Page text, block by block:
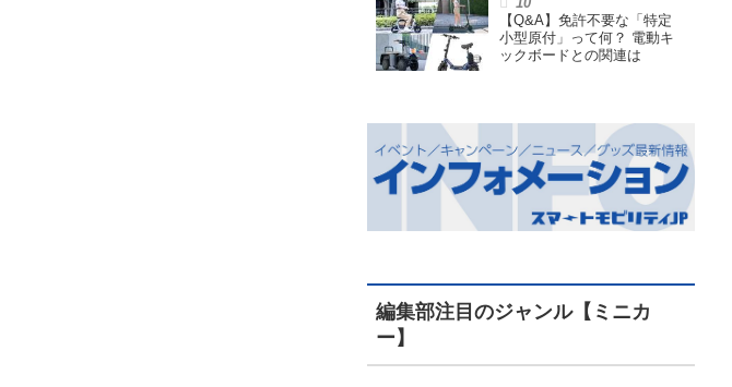
展開
【Q&A】免許不要な「特定
小型原付」って何？ 電動キ
ックボードとの関連は
編集部注目のジャンル【ミニカ
ー】